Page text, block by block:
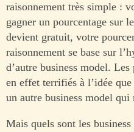
raisonnement très simple :
gagner un pourcentage sur
devient gratuit, votre
raisonnement se base sur
d’autre business model.
en effet terrifiés à l’idée
un autre business model qui
Mais quels sont les